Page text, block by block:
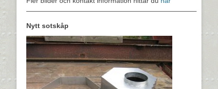
—————————————————————————
Nytt sotskåp